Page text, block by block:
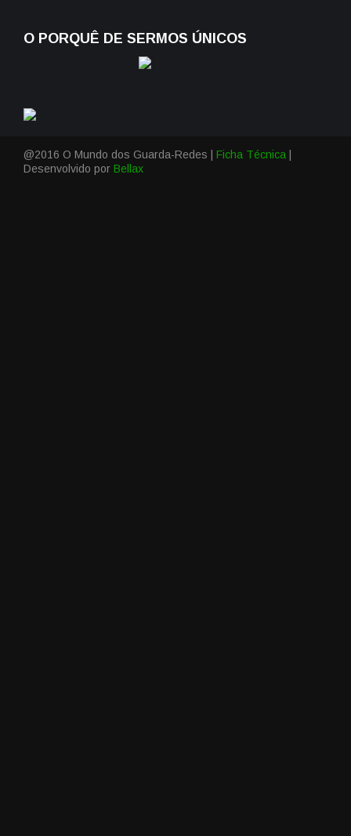
O PORQUÊ DE SERMOS ÚNICOS
@2016 O Mundo dos Guarda-Redes | Ficha Técnica
Desenvolvido por Bellax